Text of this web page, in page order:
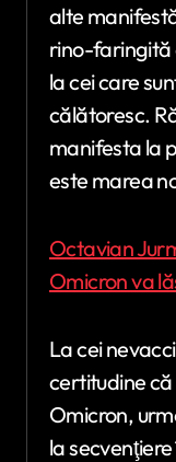
alte
rino-faringită
la cei care
călătoresc.
manifesta la
este marea
Octavian
Omicron va
La cei
certitudine
Omicron,
la